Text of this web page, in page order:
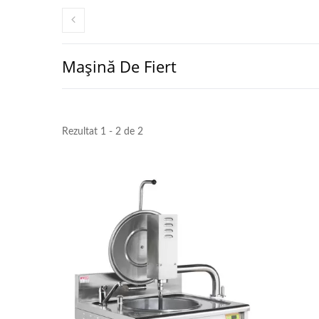
Mașină De Fiert
Rezultat 1 - 2 de 2